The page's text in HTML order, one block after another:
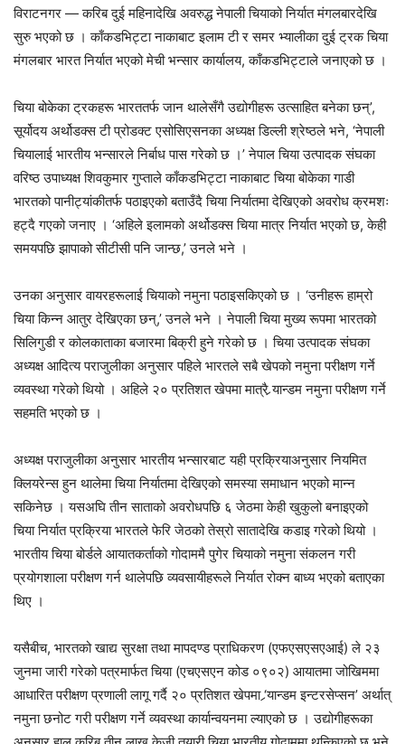
विराटनगर — करिब दुई महिनादेखि अवरुद्ध नेपाली चियाको निर्यात मंगलबारदेखि
सुरु भएको छ । काँकडभिट्टा नाकाबाट इलाम टी र समर भ्यालीका दुई ट्रक चिया
मंगलबार भारत निर्यात भएको मेची भन्सार कार्यालय, काँकडभिट्टाले जनाएको छ ।
चिया बोकेका ट्रकहरू भारततर्फ जान थालेसँगै उद्योगीहरू उत्साहित बनेका छन्’,
सूर्योदय अर्थोडक्स टी प्रोडक्ट एसोसिएसनका अध्यक्ष डिल्ली श्रेष्ठले भने, ‘नेपाली
चियालाई भारतीय भन्सारले निर्बाध पास गरेको छ ।’ नेपाल चिया उत्पादक संघका
वरिष्ठ उपाध्यक्ष शिवकुमार गुप्ताले काँकडभिट्टा नाकाबाट चिया बोकेका गाडी
भारतको पानीट्यांकीतर्फ पठाइएको बताउँदै चिया निर्यातमा देखिएको अवरोध क्रमशः
हट्दै गएको जनाए । ‘अहिले इलामको अर्थोडक्स चिया मात्र निर्यात भएको छ, केही
समयपछि झापाको सीटीसी पनि जान्छ,’ उनले भने ।
उनका अनुसार वायरहरूलाई चियाको नमुना पठाइसकिएको छ । ‘उनीहरू हाम्रो
चिया किन्न आतुर देखिएका छन्,’ उनले भने । नेपाली चिया मुख्य रूपमा भारतको
सिलिगुडी र कोलकाताका बजारमा बिक्री हुने गरेको छ । चिया उत्पादक संघका
अध्यक्ष आदित्य पराजुलीका अनुसार पहिले भारतले सबै खेपको नमुना परीक्षण गर्ने
व्यवस्था गरेको थियो । अहिले २० प्रतिशत खेपमा मात्रै र्‍यान्डम नमुना परीक्षण गर्ने
सहमति भएको छ ।
अध्यक्ष पराजुलीका अनुसार भारतीय भन्सारबाट यही प्रक्रियाअनुसार नियमित
क्लियरेन्स हुन थालेमा चिया निर्यातमा देखिएको समस्या समाधान भएको मान्न
सकिनेछ । यसअघि तीन साताको अवरोधपछि ६ जेठमा केही खुकुलो बनाइएको
चिया निर्यात प्रक्रिया भारतले फेरि जेठको तेस्रो सातादेखि कडाइ गरेको थियो ।
भारतीय चिया बोर्डले आयातकर्ताको गोदाममै पुगेर चियाको नमुना संकलन गरी
प्रयोगशाला परीक्षण गर्न थालेपछि व्यवसायीहरूले निर्यात रोक्न बाध्य भएको बताएका
थिए ।
यसैबीच, भारतको खाद्य सुरक्षा तथा मापदण्ड प्राधिकरण (एफएसएसएआई) ले २३
जुनमा जारी गरेको पत्रमार्फत चिया (एचएसएन कोड ०९०२) आयातमा जोखिममा
आधारित परीक्षण प्रणाली लागू गर्दै २० प्रतिशत खेपमा ‘र्‍यान्डम इन्टरसेप्सन’ अर्थात्
नमुना छनोट गरी परीक्षण गर्ने व्यवस्था कार्यान्वयनमा ल्याएको छ । उद्योगीहरूका